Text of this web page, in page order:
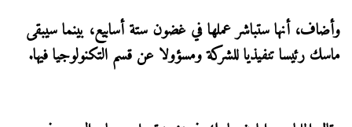
وأضاف، أنها ستباشر عملها في غضون ستة أسابيع، بينما سيبقى
ماسك رئيسا تنفيذيا للشركة ومسؤولا عن قسم التكنولوجيا فيها.